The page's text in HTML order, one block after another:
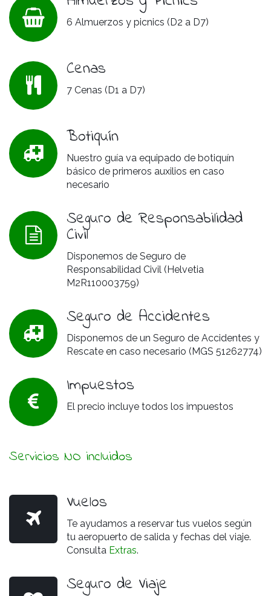
6 Almuerzos y picnics (D2 a D7)
Cenas
7 Cenas (D1 a D7)
Botiquín
Nuestro guía va equipado de botiquín
básico de primeros auxilios en caso
necesario
Seguro de Responsabilidad
Civil
Disponemos de Seguro de
Responsabilidad Civil (Helvetia
M2R110003759)
Seguro de Accidentes
Disponemos de un Seguro de Accidentes y
Rescate en caso necesario (MGS 51262774)
Impuestos
El precio incluye todos los impuestos
Servicios NO incluidos
Vuelos
Te ayudamos a reservar tus vuelos según
tu aeropuerto de salida y fechas del viaje.
Consulta Extras.
Seguro de Viaje